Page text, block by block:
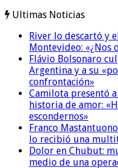
Ultimas Noticias
River lo descartó y
Montevideo: «¿Nos
Flávio Bolsonaro
Argentina y a su
confrontación»
Camilota presentó
historia de amor:
escondernos»
Franco
lo recibió una
Dolor en Chubut:
medio de una